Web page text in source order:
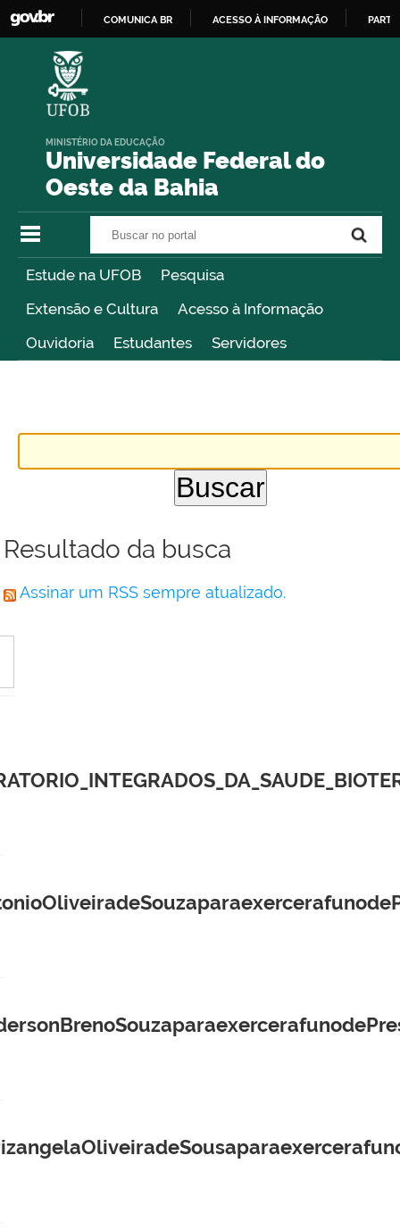
COMUNICA BR ACESSO À INFORMAÇÃO
Universidade Federal do
Oeste da Bahia
MINISTÉRIO DA EDUCAÇÃO
Estude na UFOB
Pesquisa
Extensão e Cultura
Acesso à Informação
Ouvidoria
Estudantes Servidores
Resultado da busca
Assinar um RSS sempre atualizado.